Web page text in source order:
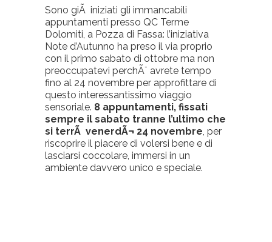
Sono giÃ iniziati gli immancabili
appuntamenti presso QC Terme
Dolomiti, a Pozza di Fassa: l’iniziativa
Note d’Autunno ha preso il via proprio
con il primo sabato di ottobre ma non
preoccupatevi perchÃ¨ avrete tempo
fino al 24 novembre per approfittare di
questo interessantissimo viaggio
sensoriale. 8 appuntamenti, fissati
sempre il sabato tranne l’ultimo che
si terrÃ venerdÃ¬ 24 novembre, per
riscoprire il piacere di volersi bene e di
lasciarsi coccolare, immersi in un
ambiente davvero unico e speciale.